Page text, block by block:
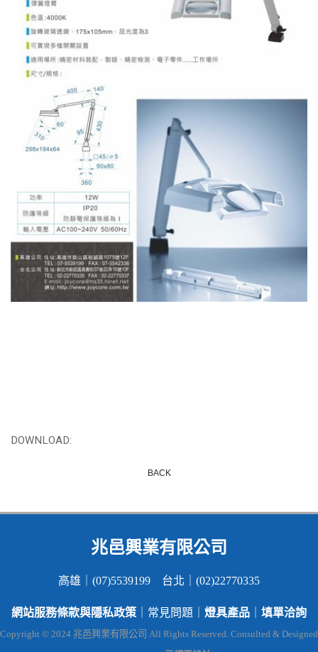
DOWNLOAD:
BACK
兆邑興業有限公司
高雄｜(07)5539199 台北｜(02)22770335
網站服務條款與隱私政策 ｜常見問題｜ 燈具產品 填單洽詢
Copyright © 2024 兆邑興業有限公司 All Rights Reserved. Consulted & Designed